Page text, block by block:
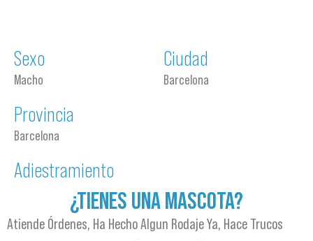
Sexo
Macho
Ciudad
Barcelona
Provincia
Barcelona
Adiestramiento
¿TIENES UNA MASCOTA?
Atiende Órdenes, Ha Hecho Algun Rodaje Ya, Hace Trucos